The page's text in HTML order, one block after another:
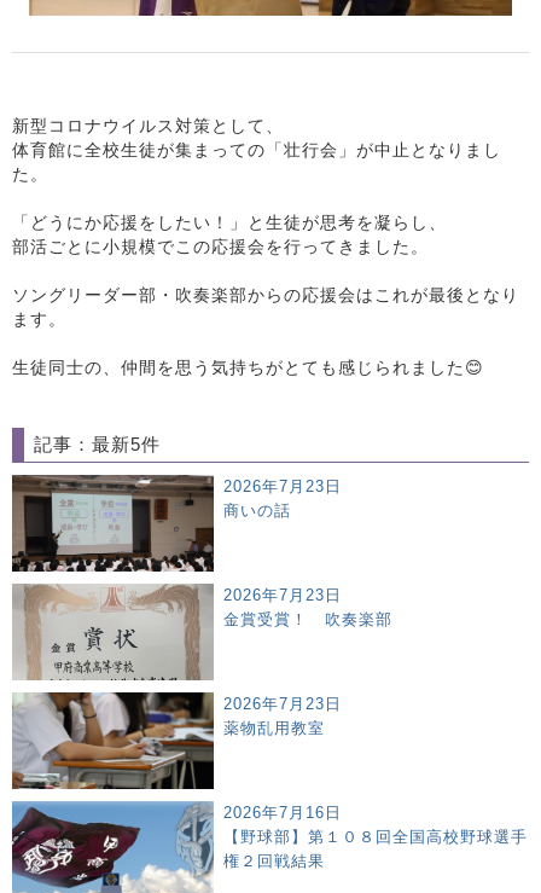
新型コロナウイルス対策として、
体育館に全校生徒が集まっての「壮行会」が中止となりまし
た。
「どうにか応援をしたい！」と生徒が思考を凝らし、
部活ごとに小規模でこの応援会を行ってきました。
ソングリーダー部・吹奏楽部からの応援会はこれが最後となり
ます。
生徒同士の、仲間を思う気持ちがとても感じられました😊
記事：最新5件
2026年7月23日
商いの話
2026年7月23日
金賞受賞！ 吹奏楽部
2026年7月23日
薬物乱用教室
2026年7月16日
【野球部】第１０８回全国高校野球選手
権２回戦結果